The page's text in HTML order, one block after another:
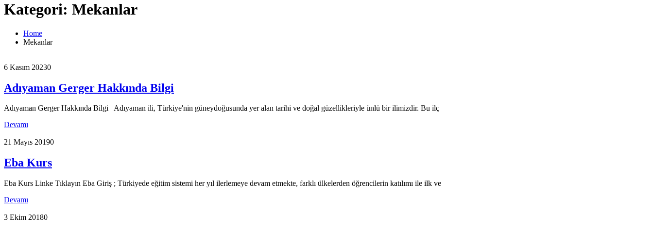
Kategori: Mekanlar
Home
Mekanlar
6 Kasım 20230
Adıyaman Gerger Hakkında Bilgi
Adıyaman Gerger Hakkında Bilgi Adıyaman ili, Türkiye'nin güneydoğusunda yer alan tarihi ve doğal güzellikleriyle ünlü bir ilimizdir. Bu ilç
Devamı
21 Mayıs 20190
Eba Kurs
Eba Kurs Linke Tıklayın Eba Giriş ; Türkiyede eğitim sistemi her yıl ilerlemeye devam etmekte, farklı ülkelerden öğrencilerin katılımı ile ilk ve
Devamı
3 Ekim 20180